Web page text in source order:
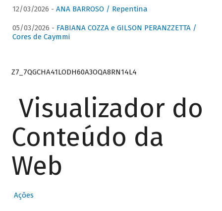
12/03/2026 - ANA BARROSO / Repentina
05/03/2026 - FABIANA COZZA e GILSON PERANZZETTA /
Cores de Caymmi
Z7_7QGCHA41LODH60A3OQA8RN14L4
Visualizador do
Conteúdo da
Web
Ações